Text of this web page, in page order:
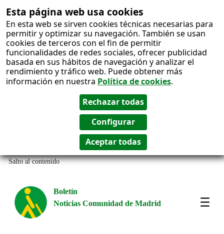
Esta página web usa cookies
En esta web se sirven cookies técnicas necesarias para
permitir y optimizar su navegación. También se usan
cookies de terceros con el fin de permitir
funcionalidades de redes sociales, ofrecer publicidad
basada en sus hábitos de navegación y analizar el
rendimiento y tráfico web. Puede obtener más
información en nuestra Política de cookies.
Salto al contenido
Boletín
Noticias Comunidad de Madrid